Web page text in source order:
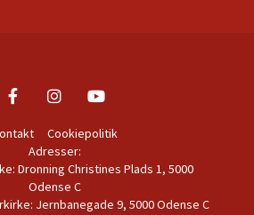
Cookiepolitik
Adresser:
Dronning Christines Plads 1, 5000
Odense C
Jernbanegade 9, 5000 Odense C